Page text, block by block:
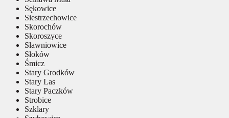
Sękowice
Siestrzechowice
Skorochów
Skoroszyce
Sławniowice
Słoków
Śmicz
Stary Grodków
Stary Las
Stary Paczków
Strobice
Szklary